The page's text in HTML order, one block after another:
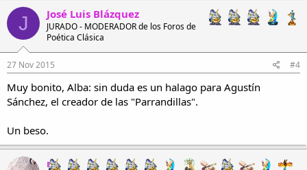
J José Luis Blázquez
JURADO - MODERADOR de los Foros de
Poética Clásica
27 Nov 2015 #4
Muy bonito, Alba: sin duda es un halago para Agustín
Sánchez, el creador de las "Parrandillas".
Un beso.
m